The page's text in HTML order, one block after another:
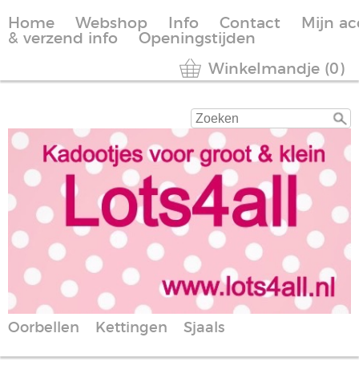
Home Webshop Info Contact
Mijn
& verzend info
Openingstijden
Winkelmandje (0)
Oorbellen Kettingen Sjaals